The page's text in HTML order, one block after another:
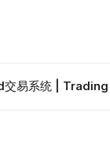
交易系统 |